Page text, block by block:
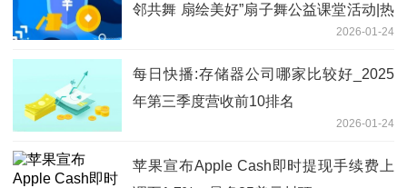
邻共舞 扇绘美好”扇子舞公益课堂活动|热
2026-01-24
每日快播:存储器公司哪家比较好_2025
年第三季度营收前10排名
2026-01-24
苹果宣布Apple Cash即时提现手续费上